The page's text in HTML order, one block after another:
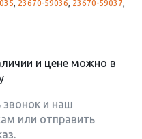
, 23670-59036, 23670-59037,
и цене можно в
звонок и наш
или отправить